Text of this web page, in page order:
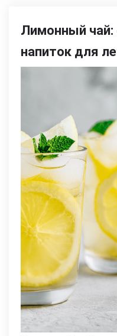
Лимонный
напиток для